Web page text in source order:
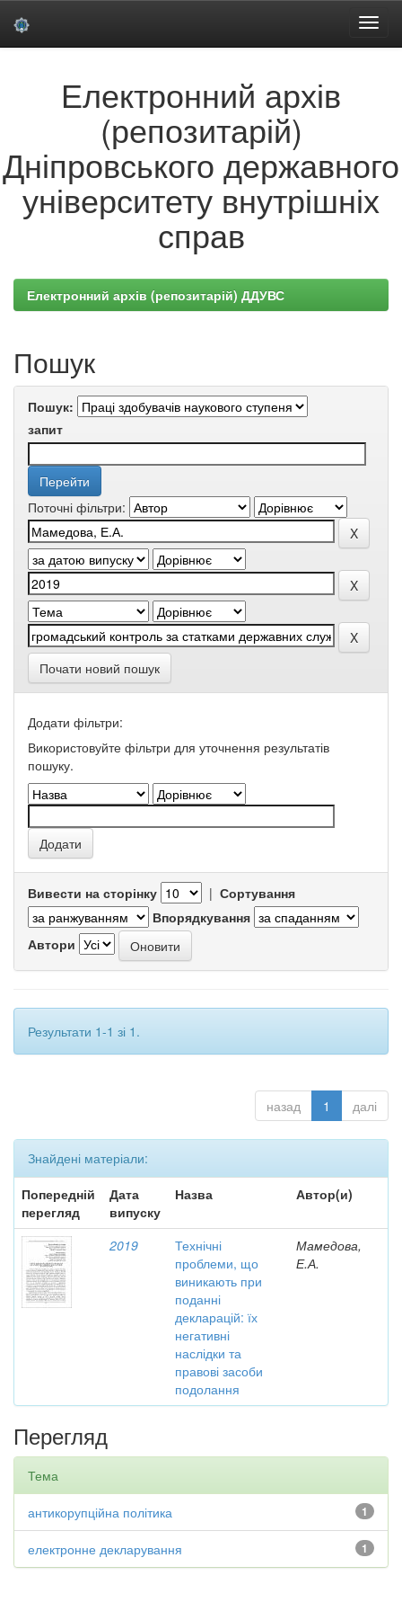
Електронний архів
(репозитарій)
Дніпровського державного
університету внутрішніх
справ
Електронний архів (репозитарій) ДДУВС
Пошук
Пошук:
запит
Поточні фільтри:
Почати новий пошук
Додати фільтри:
Використовуйте фільтри для уточнення результатів
пошуку.
Вивести на сторінку | Сортування
Впорядкування
Автори
Результати 1-1 зі 1.
назад 1 далі
Знайдені матеріали:
Попередній
перегляд
Дата
випуску
Назва Автор(и)
2019
Технічні
проблеми, що
виникають при
поданні
декларацій: їх
негативні
наслідки та
правові засоби
подолання
Мамедова,
Е.А.
Перегляд
Тема
1
антикорупційна політика
1
електронне декларування